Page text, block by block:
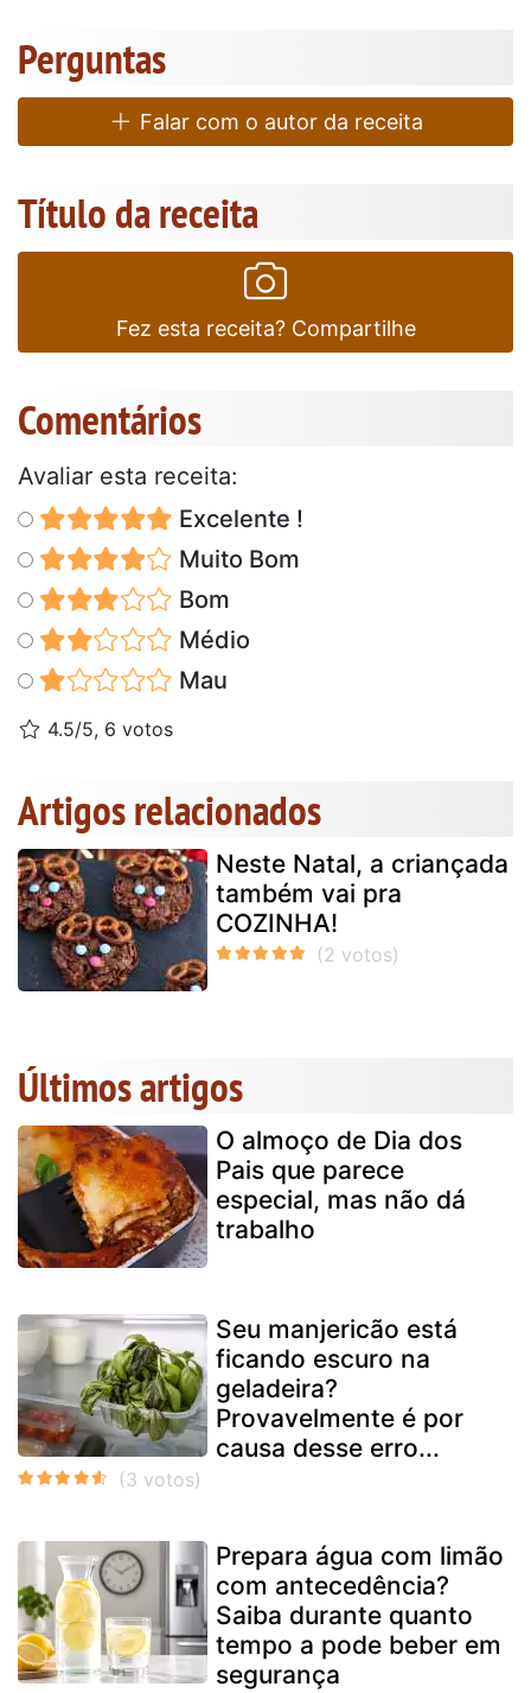
Perguntas
Falar com o autor da receita
Título da receita
Fez esta receita? Compartilhe
Comentários
Avaliar esta receita:
Excelente !
Muito Bom
Bom
Médio
Mau
4.5/5, 6 votos
Artigos relacionados
Neste Natal, a criançada
também vai pra
COZINHA!
Últimos artigos
O almoço de Dia dos
Pais que parece
especial, mas não dá
trabalho
Seu manjericão está
ficando escuro na
geladeira?
Provavelmente é por
causa desse erro...
Prepara água com limão
com antecedência?
Saiba durante quanto
tempo a pode beber em
segurança